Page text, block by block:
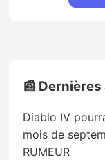
📰
Diablo IV
mois de
RUMEUR